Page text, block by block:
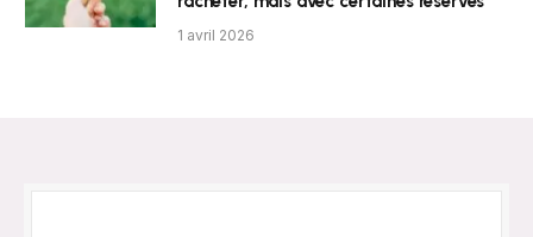
1 avril 2026